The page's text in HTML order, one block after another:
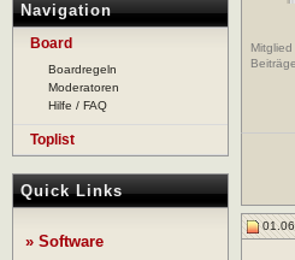
Navigation
Board
Boardregeln
Moderatoren
Hilfe / FAQ
Toplist
Quick Links
» Software